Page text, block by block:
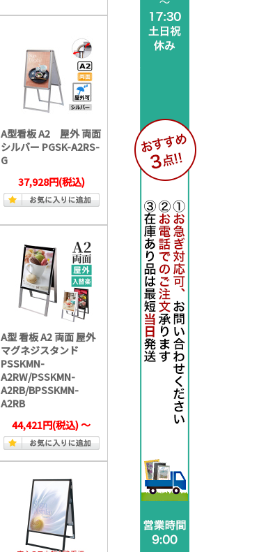
A型看板 A2 屋外 両面
シルバー PGSK-A2RS-
G
37,928円(税込)
A型 看板 A2 両面 屋外
マグネジスタンド
PSSKMN-
A2RW/PSSKMN-
A2RB/BPSSKMN-
A2RB
44,421円(税込)～